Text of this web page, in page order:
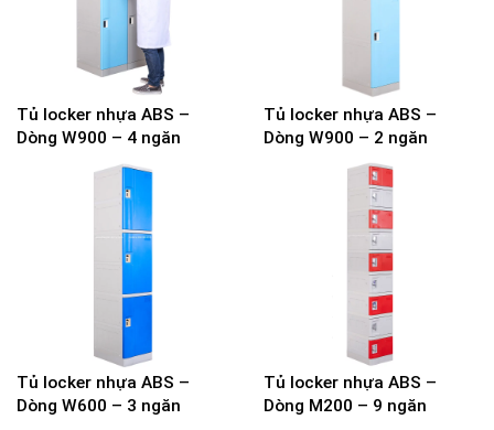
Tủ locker nhựa ABS –
Dòng W900 – 4 ngăn
Tủ locker nhựa ABS –
Dòng W900 – 2 ngăn
Tủ locker nhựa ABS –
Dòng W600 – 3 ngăn
Tủ locker nhựa ABS –
Dòng M200 – 9 ngăn